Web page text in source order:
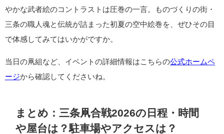
やかな武者絵のコントラストは圧巻の一言。ものづくりの街・
三条の職人魂と伝統が詰まった初夏の空中絵巻を、ぜひその目
で体感してみてはいかがですか。
当日の凧組など、イベントの詳細情報はこちらの公式ホームペ
ージから確認してくださいね。
まとめ：三条凧合戦2026の日程・時間
や屋台は？駐車場やアクセスは？